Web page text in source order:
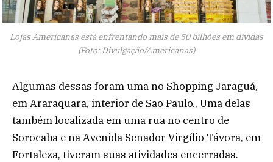
Lojas Americanas está enfrentando mais de 50 bilhões em dívidas
(Foto: Divulgação/Americanas)
Algumas dessas foram uma no Shopping Jaraguá,
em Araraquara, interior de São Paulo., Uma delas
também localizada em uma rua no centro de
Sorocaba e na Avenida Senador Virgílio Távora, em
Fortaleza, tiveram suas atividades encerradas.